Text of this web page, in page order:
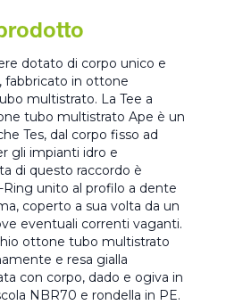
dotato di corpo unico e
fabbricato in ottone
multistrato. La Tee a
tubo multistrato Ape è un
Tes, dal corpo fisso ad
gli impianti idro e
di questo raccordo è
unito al profilo a dente
coperto a sua volta da un
eventuali correnti vaganti.
ottone tubo multistrato
e resa gialla
con corpo, dado e ogiva in
NBR70 e rondella in PE.